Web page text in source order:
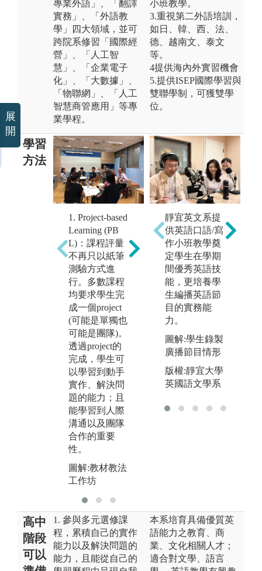
專業外語」、「翻譯
實務」、「外語教
學」四大領域，並可
跨院系修習「國際經
營」、「人工智
慧」、「企業電子
化」、「大數據」、
「物聯網」、「人工
智慧商管應用」等專
業學程。
小班教學。
3.重視第二外語培訓，
如日、韓、西、法、
德、越南文、泰文
等。
4提供海內外實習機會
5.提供ISEP國際學習與
雙聯學制，可獲雙學
位。
學習
方法
1. Project-based
Learning (PB
L)：課程評量
不再只以紙筆
測驗方式進
行。多數課程
均要求學生完
成一個project
(可能是單獨也
可能是團隊)。
透過project的
完成，學生可
以學習到動手
實作、解決問
題的能力；且
能學習到人際
溝通以及團隊
合作的重要
性。
圖解:教材教法
工作坊
2. 業師協同教
學：專業課程
多為職場導向
實務課程，聘
請業界人士到
課程共同授
課，讓學生能
掌握產業界最
新脈動以及職
場倫理。並安
排企業參訪。
圖解:業師協同
教學-君品酒店
李莉萍 講師
靜宜英文系提
供英語口語/寫
作小班教學奠
定學生在學期
間優秀英語技
能，更培養學
生編播英語節
目的實務能
力。
圖解:學生錄製
廣播節目情形
版權:靜宜大學
英國語文學系
高中
階段
可以
1. 參與多元選修課
程，累積自己的實作
能力以及解決問題的
能力，且能從自己的
本系培育具備優質英
語能力之教育、商
業、文化相關人才；
適合對文學、語言
展
開